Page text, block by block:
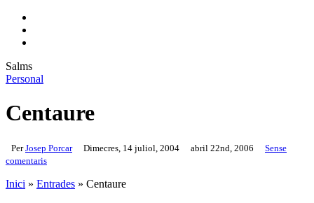
Salms
Personal
Centaure
Per Josep Porcar Dimecres, 14 juliol, 2004 abril 22nd, 2006
Sense
comentaris
Inici » Entrades » Centaure